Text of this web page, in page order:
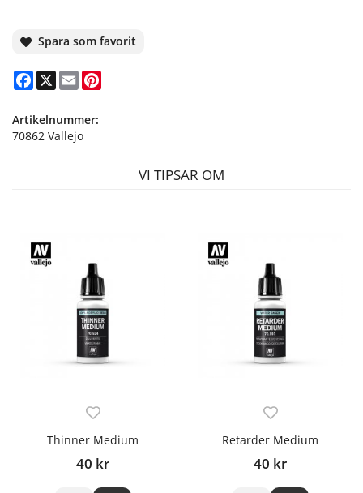
Spara som favorit
Facebook
X Email
Artikelnummer:
70862 Vallejo
VI TIPSAR OM
Thinner Medium
40 kr
Retarder Medium
40 kr